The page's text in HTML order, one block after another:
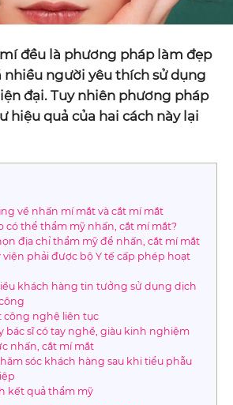
đều là phương pháp làm đẹp
nhiều người yêu thích sử dụng
đại. Tuy nhiên phương pháp
hiệu quả của hai cách này lại
về nhấn mí mắt và cắt mí mắt
có thể thẩm mỹ nhấn, cắt mí mắt?
địa chỉ thẩm mỹ để nhấn, cắt mí mắt
viện phải được bộ Y tế cấp phép hoạt
khách hàng tin tưởng sử dụng dịch
công nghệ liên tục
bác sĩ có tay nghề, giàu kinh nghiệm
nhấn, cắt mí mắt
sóc khách hàng sau khi tiểu phẫu
kết quả thẩm mỹ